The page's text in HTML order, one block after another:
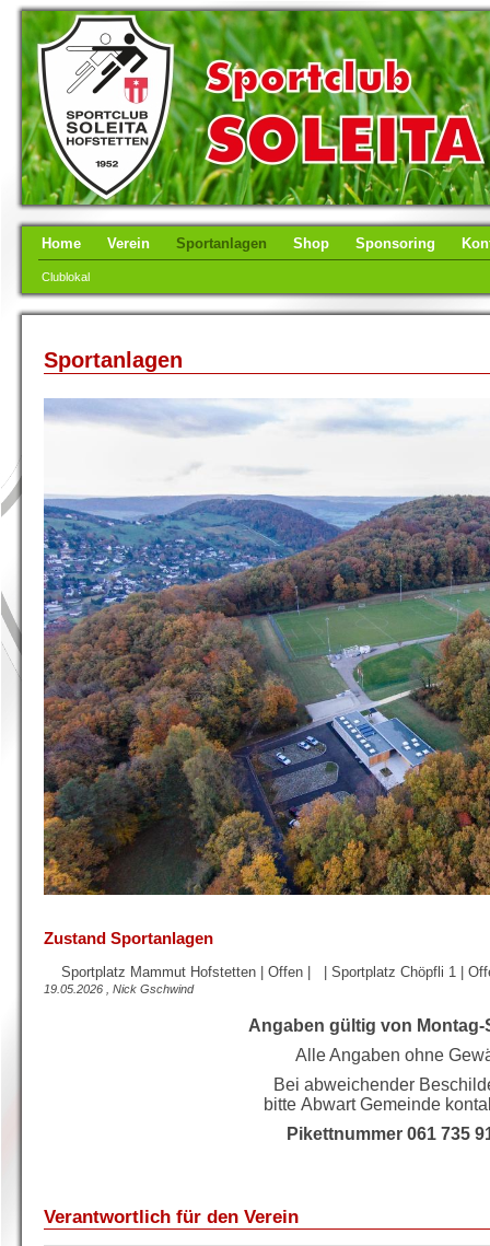
Home Verein Sportanlagen Shop Sponsoring
Clublokal
Sportanlagen
Zustand Sportanlagen
Sportplatz Mammut Hofstetten | Offen | | Sportplatz Chöpfli 1 |
19.05.2026 , Nick Gschwind
Angaben gültig von Montag-
Alle Angaben ohne
Bei abweichender
bitte Abwart Gemeinde
Pikettnummer 061 735
Verantwortlich für den Verein